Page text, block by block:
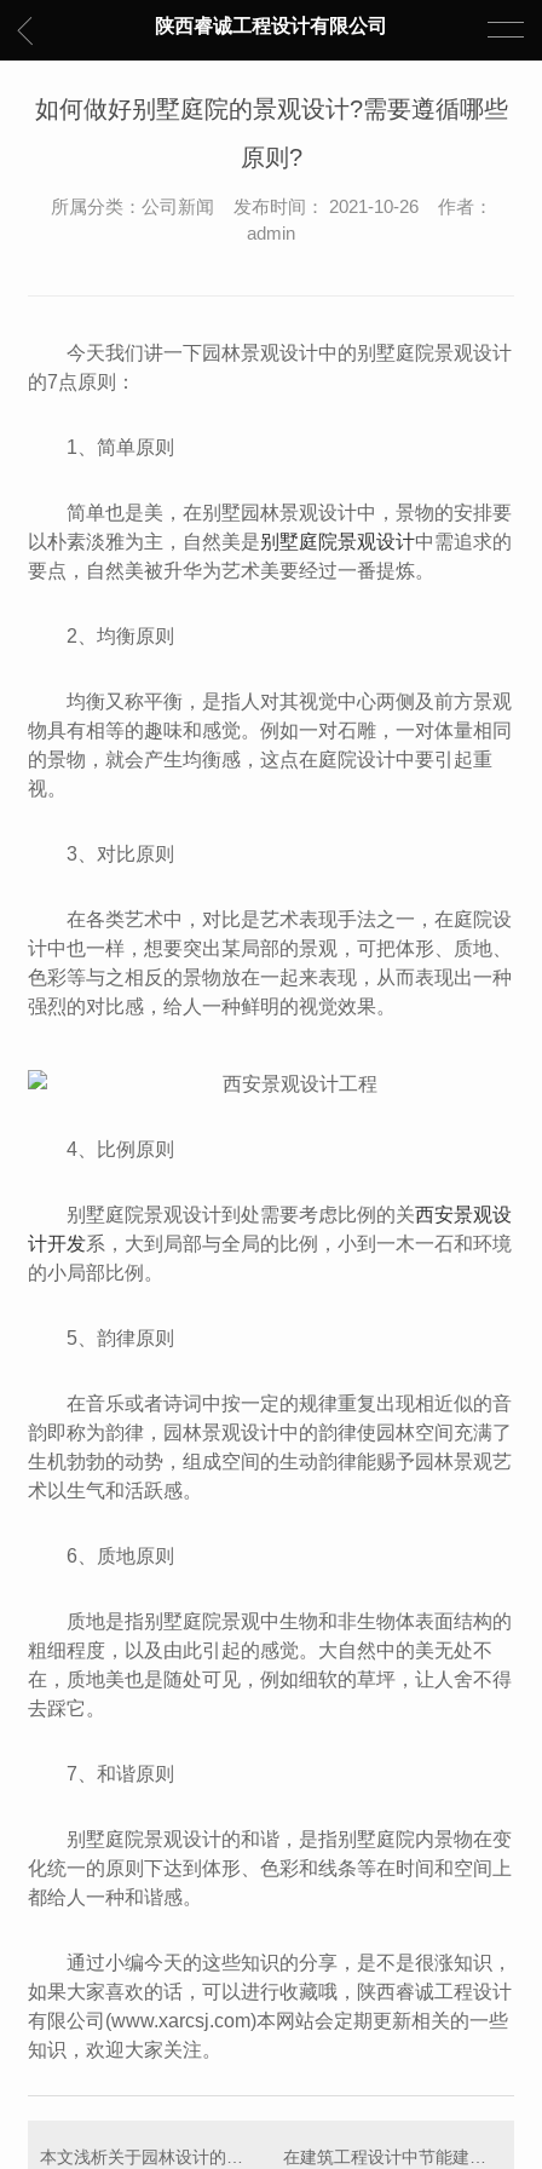
陕西睿诚工程设计有限公司
如何做好别墅庭院的景观设计?需要遵循哪些
原则?
所属分类：公司新闻 发布时间： 2021-10-26 作者：
admin
今天我们讲一下园林景观设计中的别墅庭院景观设计
的7点原则：
1、简单原则
简单也是美，在别墅园林景观设计中，景物的安排要
以朴素淡雅为主，自然美是别墅庭院景观设计中需追求的
要点，自然美被升华为艺术美要经过一番提炼。
2、均衡原则
均衡又称平衡，是指人对其视觉中心两侧及前方景观
物具有相等的趣味和感觉。例如一对石雕，一对体量相同
的景物，就会产生均衡感，这点在庭院设计中要引起重
视。
3、对比原则
在各类艺术中，对比是艺术表现手法之一，在庭院设
计中也一样，想要突出某局部的景观，可把体形、质地、
色彩等与之相反的景物放在一起来表现，从而表现出一种
强烈的对比感，给人一种鲜明的视觉效果。
4、比例原则
别墅庭院景观设计到处需要考虑比例的关西安景观设
计开发系，大到局部与全局的比例，小到一木一石和环境
的小局部比例。
5、韵律原则
在音乐或者诗词中按一定的规律重复出现相近似的音
韵即称为韵律，园林景观设计中的韵律使园林空间充满了
生机勃勃的动势，组成空间的生动韵律能赐予园林景观艺
术以生气和活跃感。
6、质地原则
质地是指别墅庭院景观中生物和非生物体表面结构的
粗细程度，以及由此引起的感觉。大自然中的美无处不
在，质地美也是随处可见，例如细软的草坪，让人舍不得
去踩它。
7、和谐原则
别墅庭院景观设计的和谐，是指别墅庭院内景物在变
化统一的原则下达到体形、色彩和线条等在时间和空间上
都给人一种和谐感。
通过小编今天的这些知识的分享，是不是很涨知识，
如果大家喜欢的话，可以进行收藏哦，陕西睿诚工程设计
有限公司(www.xarcsj.com)本网站会定期更新相关的一些
知识，欢迎大家关注。